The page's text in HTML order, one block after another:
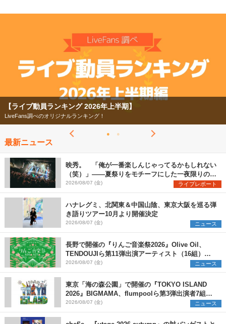
【ライブ動員ランキング 2026年上半期】
LiveFans調べのオリジナルランキング！
最新ニュース
映秀。 「俺が一番楽しんじゃってるかもしれない
（笑）」――夏祭りをモチーフにした一夜限りのス
ペシャルライブ『色祭』レポート
2026/08/07 (金) ライブレポート
ハナレグミ、北関東＆中国山陰、東京大阪を巡る弾
き語りツアー10月より開催決定
2026/08/07 (金) ニュース
長野で開催の『りんご音楽祭2026』Olive Oil、
TENDOUJIら第11弾出演アーティスト（16組）を
発表
2026/08/07 (金) ニュース
東京「海の森公園」で開催の『TOKYO ISLAND
2026』BIGMAMA、flumpoolら第3弾出演者7組を
発表 ワークショップ・アート出展者を募集
2026/08/07 (金) ニュース